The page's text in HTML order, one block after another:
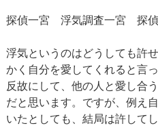
探偵一宮 浮気調査一宮 探
浮気というのはどうしても許
かく自分を愛してくれると言
反故にして、他の人と愛し合
だと思います。ですが、例え
いたとしても、結局は許して